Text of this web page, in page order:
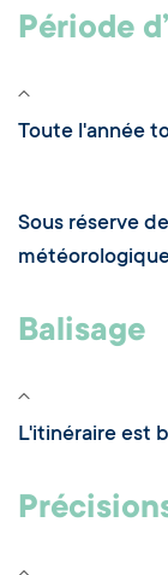
Période
Toute l'année
Sous réserve
Balisage
L'itinéraire est